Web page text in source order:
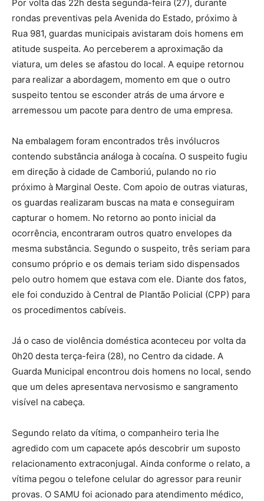
Por volta das 22h desta segunda-feira (27), durante
rondas preventivas pela Avenida do Estado, próximo à
Rua 981, guardas municipais avistaram dois homens em
atitude suspeita. Ao perceberem a aproximação da
viatura, um deles se afastou do local. A equipe retornou
para realizar a abordagem, momento em que o outro
suspeito tentou se esconder atrás de uma árvore e
arremessou um pacote para dentro de uma empresa.
Na embalagem foram encontrados três invólucros
contendo substância análoga à cocaína. O suspeito fugiu
em direção à cidade de Camboriú, pulando no rio
próximo à Marginal Oeste. Com apoio de outras viaturas,
os guardas realizaram buscas na mata e conseguiram
capturar o homem. No retorno ao ponto inicial da
ocorrência, encontraram outros quatro envelopes da
mesma substância. Segundo o suspeito, três seriam para
consumo próprio e os demais teriam sido dispensados
pelo outro homem que estava com ele. Diante dos fatos,
ele foi conduzido à Central de Plantão Policial (CPP) para
os procedimentos cabíveis.
Já o caso de violência doméstica aconteceu por volta da
0h20 desta terça-feira (28), no Centro da cidade. A
Guarda Municipal encontrou dois homens no local, sendo
que um deles apresentava nervosismo e sangramento
visível na cabeça.
Segundo relato da vítima, o companheiro teria lhe
agredido com um capacete após descobrir um suposto
relacionamento extraconjugal. Ainda conforme o relato, a
vítima pegou o telefone celular do agressor para reunir
provas. O SAMU foi acionado para atendimento médico,